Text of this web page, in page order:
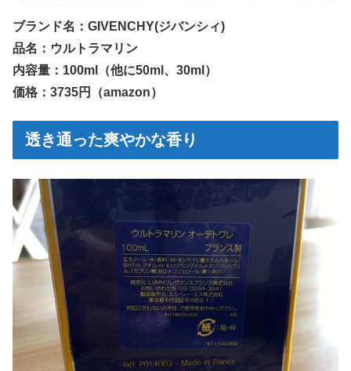
ブランド名：GIVENCHY(ジバンシィ)
品名：ウルトラマリン
内容量：100ml（他に50ml、30ml）
価格：3735円（amazon）
透き通った爽やかな香り